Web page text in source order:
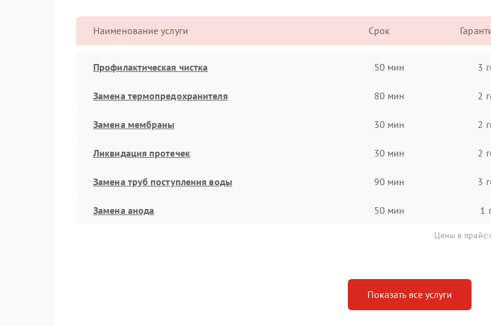
Наименование услуги Срок
Профилактическая чистка 50 мин 3
Замена термопредохранителя 80 мин 2
Замена мембраны 30 мин 2
Ликвидация протечек 30 мин 2
Замена труб поступления воды 90 мин 3
Замена анода 50 мин 1
Цены в прайс-
Показать все услуги